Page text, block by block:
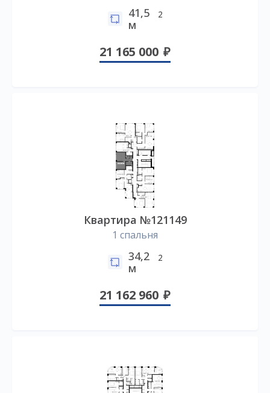
41,5
м
2
21 165 000
Квартира №121149
1 спальня
34,2
м
2
21 162 960